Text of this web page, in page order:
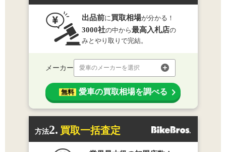
出品前に買取相場が分かる！
3000社の中から最高入札店の
みとやり取りで完結。
メーカー 愛車のメーカーを選択
無料 愛車の買取相場を調べる
方法2. 買取一括査定